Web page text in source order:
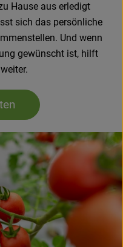
Hause aus erledigt
sich das persönliche
Und wenn
gewünscht ist, hilft